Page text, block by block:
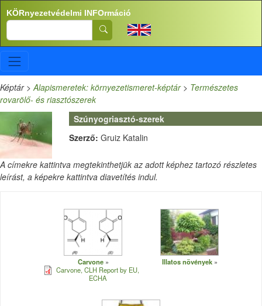
Ugrás a tartalomra
KÖRnyezetvédelmi INFOrmáció
Search
Képtár>Alapismeretek: környezetismeret-képtár> Természetes
rovarölő- és riasztószerek
Szúnyogriasztó-szerek
Szerző: Gruiz Katalin
A címekre kattintva megtekinthetjük az adott képhez tartozó részletes
leírást, a képekre kattintva diavetítés indul.
Carvone
Carvone, CLH Report by EU,
ECHA
Illatos növények